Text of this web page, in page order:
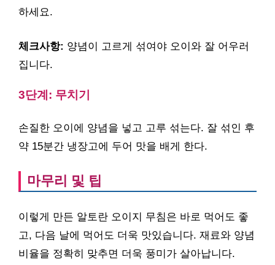
하세요.
체크사항: 양념이 고르게 섞여야 오이와 잘 어우러
집니다.
3단계: 무치기
손질한 오이에 양념을 넣고 고루 섞는다. 잘 섞인 후
약 15분간 냉장고에 두어 맛을 배게 한다.
마무리 및 팁
이렇게 만든 알토란 오이지 무침은 바로 먹어도 좋
고, 다음 날에 먹어도 더욱 맛있습니다. 재료와 양념
비율을 정확히 맞추면 더욱 풍미가 살아납니다.